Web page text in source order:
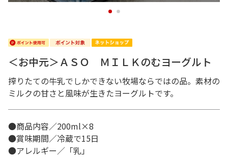
1 2
＜お中元＞ＡＳＯ ＭＩＬＫのむヨーグルト
搾りたての牛乳でしかできない牧場ならではの品。素材の
ミルクの甘さと風味が生きたヨーグルトです。
●商品内容／200ml×8
●賞味期間／冷蔵で15日
●アレルギー／「乳」